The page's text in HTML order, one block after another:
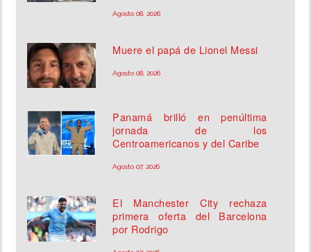
Agosto 08, 2026
Muere el papá de Lionel Messi
Agosto 08, 2026
Panamá brilló en penúltima
jornada de los
Centroamericanos y del Caribe
Agosto 07, 2026
El Manchester City rechaza
primera oferta del Barcelona
por Rodrigo